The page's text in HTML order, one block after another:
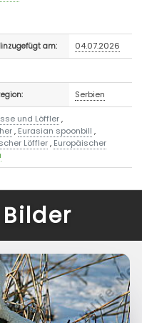
am: 04.07.2026
Serbien
und Löffler,
, Eurasian spoonbill ,
Löffler, Europäischer